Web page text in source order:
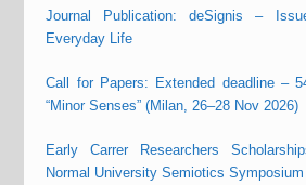
Journal Publication: deSignis –
Everyday Life
Call for Papers: Extended deadline –
“Minor Senses” (Milan, 26–28 Nov 2026)
Early Carrer Researchers
Normal University Semiotics Symposium